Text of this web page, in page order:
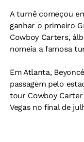
A turnê começou
ganhar o primeiro
Cowboy Carters,
nomeia a famosa
Em Atlanta,
passagem pelo
tour Cowboy
Vegas no final de